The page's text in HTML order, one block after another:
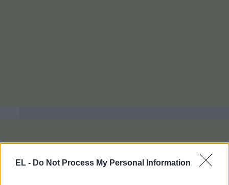
EL - Do Not Process My Personal Information